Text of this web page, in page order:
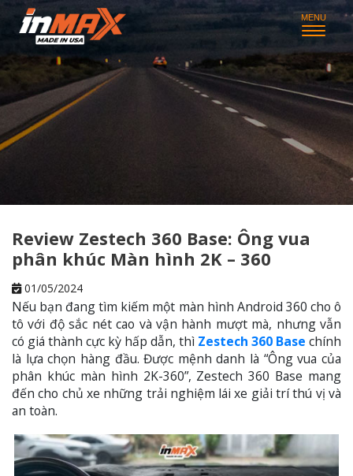
Review Zestech 360 Base: Ông vua
phân khúc Màn hình 2K – 360
01/05/2024
Nếu bạn đang tìm kiếm một màn hình Android 360 cho ô
tô với độ sắc nét cao và vận hành mượt mà, nhưng vẫn
có giá thành cực kỳ hấp dẫn, thì Zestech 360 Base chính
là lựa chọn hàng đầu. Được mệnh danh là “Ông vua của
phân khúc màn hình 2K-360”, Zestech 360 Base mang
đến cho chủ xe những trải nghiệm lái xe giải trí thú vị và
an toàn.